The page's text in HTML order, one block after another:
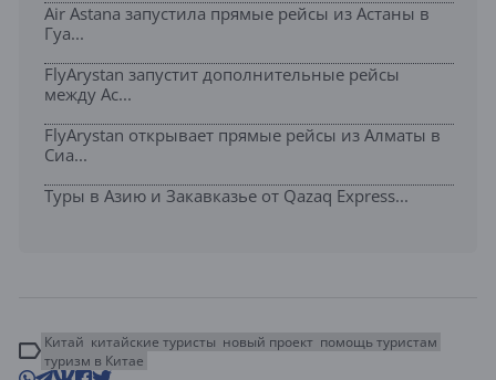
Air Astana запустила прямые рейсы из Астаны в
Гуа...
FlyArystan запустит дополнительные рейсы
между Ас...
FlyArystan открывает прямые рейсы из Алматы в
Сиа...
Туры в Азию и Закавказье от Qazaq Express...
Китай китайские туристы новый проект помощь туристам
туризм в Китае